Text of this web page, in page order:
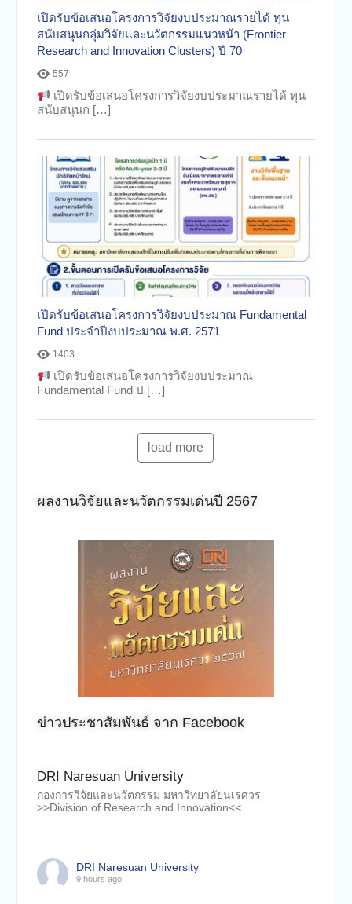
เปิดรับข้อเสนอโครงการวิจัยงบประมาณรายได้ ทุน
สนับสนุนกลุ่มวิจัยและนวัตกรรมแนวหน้า (Frontier
Research and Innovation Clusters) ปี 70
557
เปิดรับข้อเสนอโครงการวิจัยงบประมาณรายได้ ทุน
สนับสนุนก […]
เปิดรับข้อเสนอโครงการวิจัยงบประมาณ Fundamental
Fund ประจำปีงบประมาณ พ.ศ. 2571
1403
เปิดรับข้อเสนอโครงการวิจัยงบประมาณ
Fundamental Fund ป […]
load more
ผลงานวิจัยและนวัตกรรมเด่นปี 2567
ข่าวประชาสัมพันธ์ จาก Facebook
DRI Naresuan University
กองการวิจัยและนวัตกรรม มหาวิทยาลัยนเรศวร
>>Division of Research and Innovation<<
DRI Naresuan University
9 hours ago